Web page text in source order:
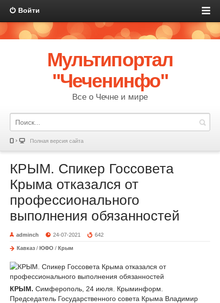
Войти
Мультипортал
"Чеченинфо"
Все о Чечне и мире
Полная версия сайта
КРЫМ. Спикер Госсовета
Крыма отказался от
профессионального
выполнения обязанностей
adminch 24-07-2021 642
Кавказ / ЮФО / Крым
КРЫМ. Симферополь, 24 июля. Крыминформ.
Председатель Государственного совета Крыма Владимир